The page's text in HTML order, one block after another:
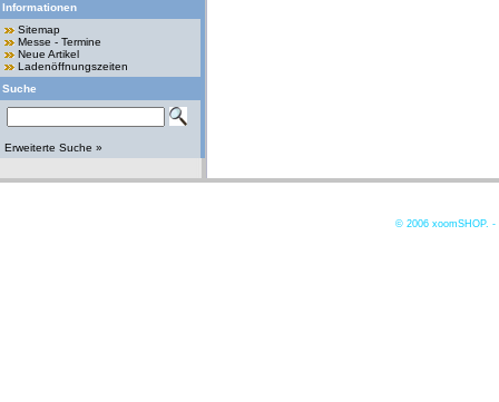
Informationen
Sitemap
Messe - Termine
Neue Artikel
Ladenöffnungszeiten
Suche
Erweiterte Suche »
© 2006 xoomSHOP. -